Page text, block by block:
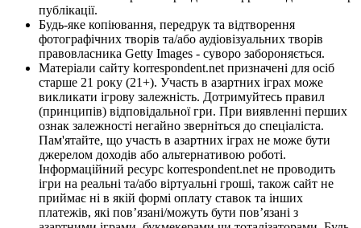
публікації.
Будь-яке копіювання, передрук та відтворення
фотографічних творів та/або аудіовізуальних творів
правовласника Getty Images - суворо забороняється.
Матеріали сайту korrespondent.net призначені для осіб
старше 21 року (21+). Участь в азартних іграх може
викликати ігрову залежність. Дотримуйтесь правил
(принципів) відповідальної гри. При виявленні перших
ознак залежності негайно зверніться до спеціаліста.
Пам'ятайте, що участь в азартних іграх не може бути
джерелом доходів або альтернативою роботі.
Інформаційний ресурс korrespondent.net не проводить
ігри на реальні та/або віртуальні гроші, також сайт не
приймає ні в якій формі оплату ставок та інших
платежів, які пов’язані/можуть бути пов’язані з